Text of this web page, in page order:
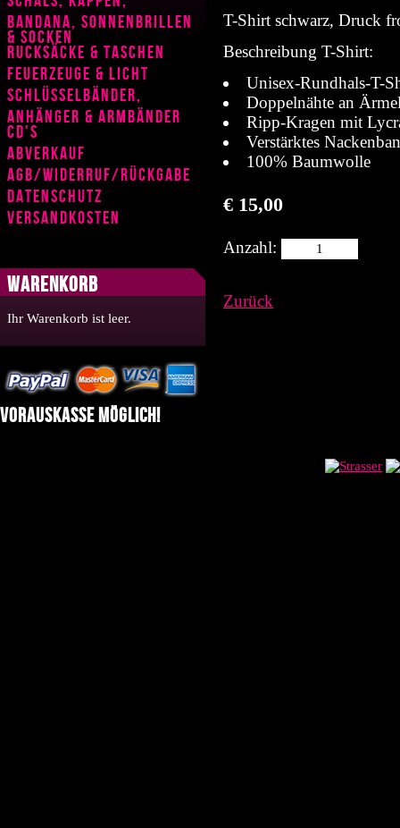
Bandana, Sonnenbrillen
& Socken
Rucksäcke & Taschen
Feuerzeuge & Licht
Schlüsselbänder,
Anhänger & Armbänder
CD's
Abverkauf
AGB/Widerruf/Rückgabe
Datenschutz
Versandkosten
Warenkorb
Ihr Warenkorb ist leer.
Vorauskasse möglich!
T-Shirt schwarz, Druck
Beschreibung T-Shirt:
Unisex-Rundhals-T-
Doppelnähte an
Ripp-Kragen mit
Verstärktes
100% Baumwolle
€ 15,00
Anzahl:
Zurück